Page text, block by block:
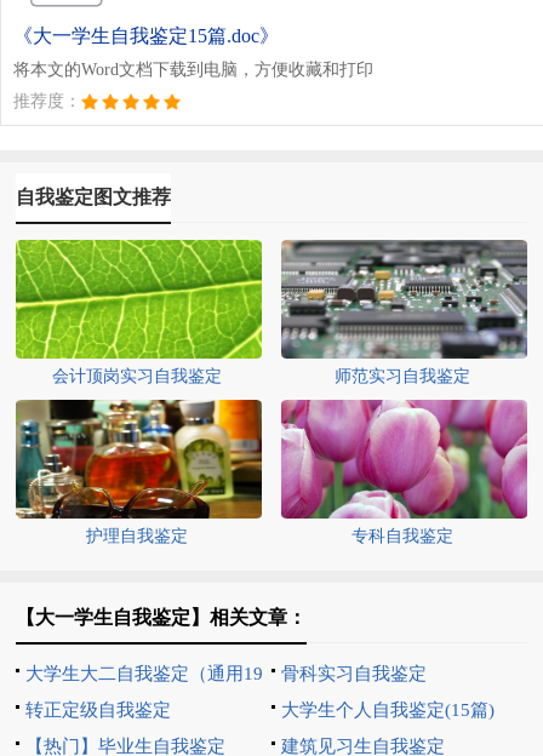
《大一学生自我鉴定15篇.doc》
将本文的Word文档下载到电脑，方便收藏和打印
推荐度：
自我鉴定图文推荐
会计顶岗实习自我鉴定 师范实习自我鉴定
护理自我鉴定 专科自我鉴定
【大一学生自我鉴定】相关文章：
大学生大二自我鉴定（通用19
篇）
骨科实习自我鉴定
转正定级自我鉴定
大学生个人自我鉴定(15篇)
【热门】毕业生自我鉴定
建筑见习生自我鉴定